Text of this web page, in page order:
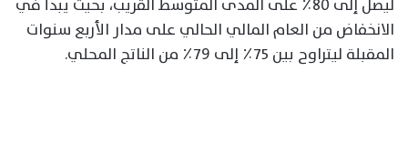
ليصل إلى ٨٠٪ على المدى المتوسط القريب، بحيث يبدأ في
الانخفاض من العام المالي الحالي على مدار الأربع سنوات
المقبلة ليتراوح بين ٧٥٪ إلى ٧٩٪ من الناتج المحلي.